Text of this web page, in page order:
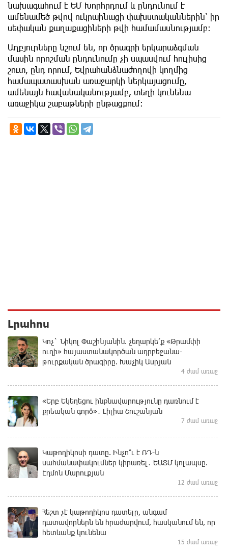
նախագահում է ԵՄ Խորհրդում և ընդունում է
ամենամեծ թվով ուկրաինացի փախստականներին՝ իր
սեփական քաղաքացիների թվի համամասնությամբ։
Աղբյուրները նշում են, որ ծրագրի երկարաձգման
մասին որոշման ընդունումը չի սպասվում հուլիսից
շուտ, ընդ որում, Եվրահանձնաժողովի կողմից
համապատասխան առաջարկի ներկայացումը,
ամենայն հավանականությամբ, տեղի կունենա
առաջիկա շաբաթների ընթացքում։
Լրահոս
Կոչ` Նիկոլ Փաշինյանին. չեղարկե՛ք «Թրամփի
ուղի» հայաստանակործան ադրբեջանա-
թուրքական ծրագիրը. Խաչիկ Ասրյան
4 ժամ առաջ
«Երբ Եկեղեցու ինքնավարությունը դառնում է
քրեական գործ»․ Լիլիա Շուշանյան
7 ժամ առաջ
Կաթողիկոսի դատը. Ինչո՞ւ է ՌԴ-ն
սահմանափակումներ կիրառել․ ԵԱՏՄ կոլապսը.
Էդմոն Մարուքյան
12 ժամ առաջ
Հեշտ չէ կաթողիկոս դատելը, անգամ
դատավորներն են հրաժարվում, հասկանում են, որ
հետևանք կունենա
15 ժամ առաջ